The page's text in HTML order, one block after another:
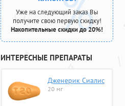
Уже на следующий заказ Вы
получите свою первую скидку!
Накопительные скидки до 20%!
ИНТЕРЕСНЫЕ ПРЕПАРАТЫ
Дженерик Сиалис
20 мг